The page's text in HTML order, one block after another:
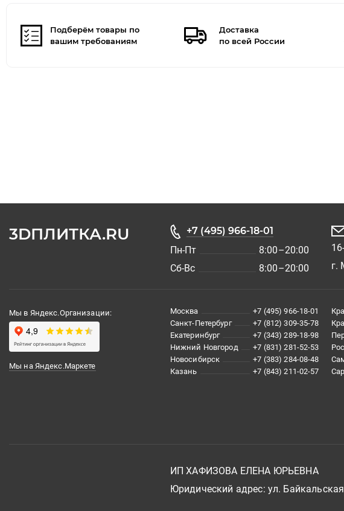
Подберём товары по
вашим требованиям
Доставка
по всей России
3DПЛИТКА.RU
+7 (495) 966-18-01
Пн-Пт
8:00–20:00
Сб-Вс
8:00–20:00
г.
Мы в Яндекс.Организации:
Мы на Яндекс.Маркете
Москва
+7 (495) 966-18-01
Санкт-Петербург
+7 (812) 309-35-78
Екатеринбург
+7 (343) 289-18-98
Нижний Новгород
+7 (831) 281-52-53
Новосибирск
+7 (383) 284-08-48
Казань
+7 (843) 211-02-57
ИП ХАФИЗОВА ЕЛЕНА ЮРЬЕВНА
Юридический адрес: ул.